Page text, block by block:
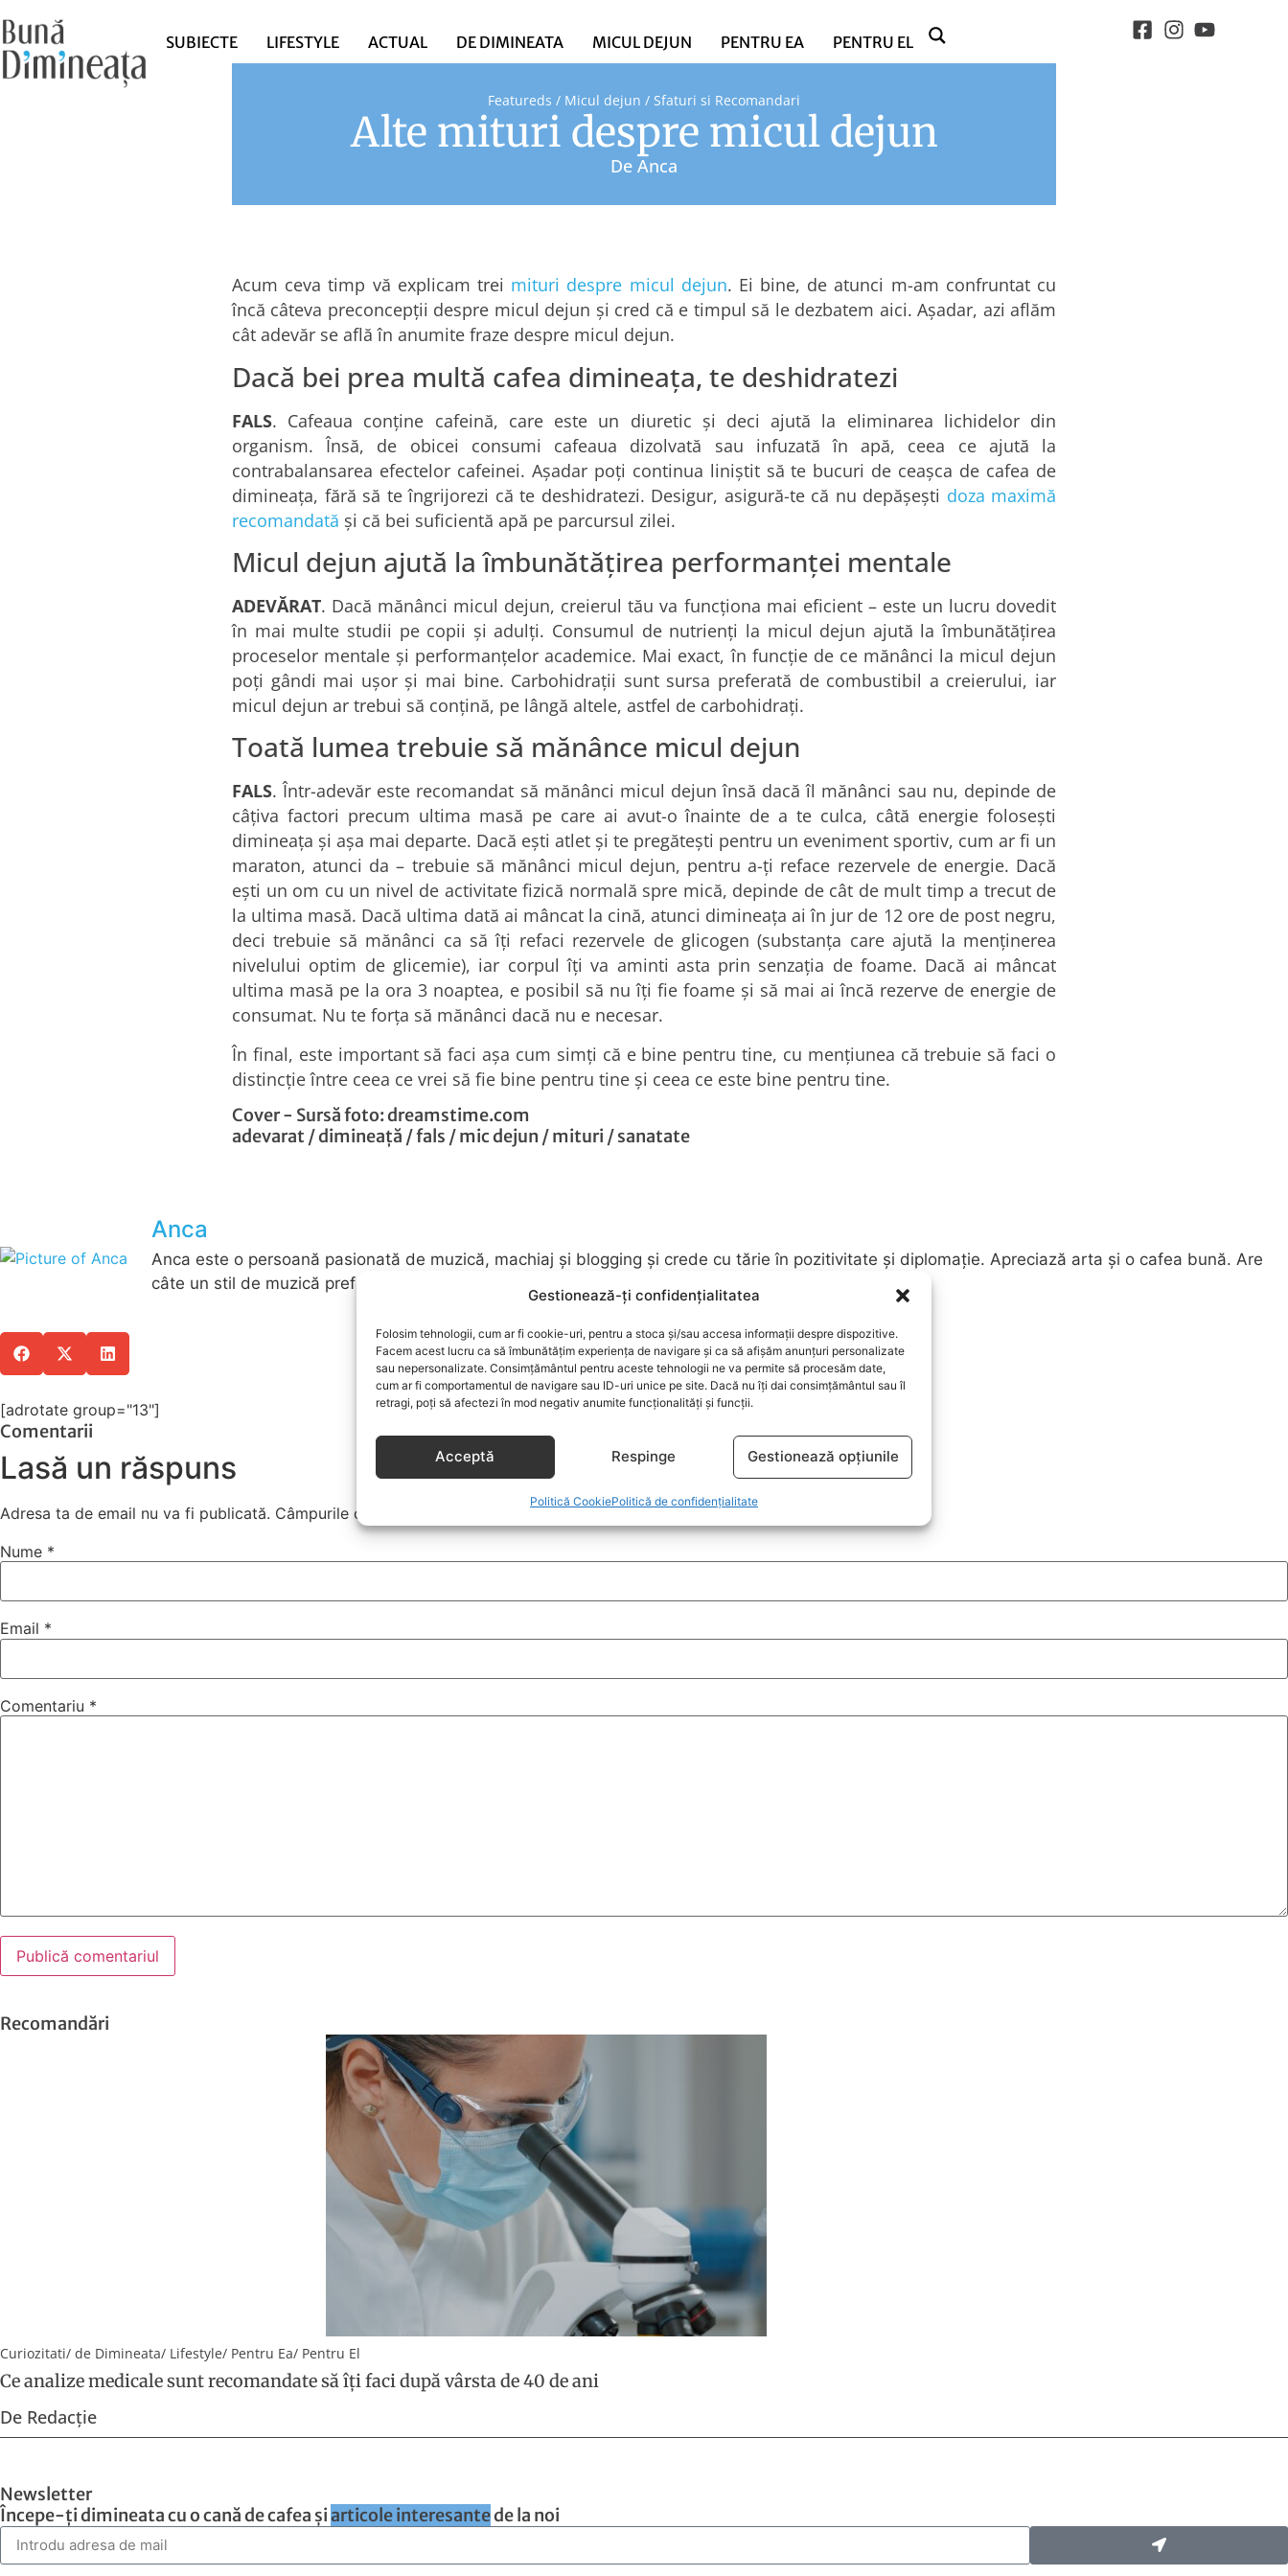
Gestionează-ți confidențialitatea
Folosim tehnologii, cum ar fi cookie-uri, pentru a stoca și/sau accesa informații despre dispozitive.
Facem acest lucru ca să îmbunătățim experiența de navigare și ca să afișăm anunțuri personalizate
sau nepersonalizate. Consimțământul pentru aceste tehnologii ne va permite să procesăm date,
cum ar fi comportamentul de navigare sau ID-uri unice pe site. Dacă nu îți dai consimțământul sau îl
retragi, poți să afectezi în mod negativ anumite funcționalități și funcții.
Acceptă Respinge Gestionează opțiunile
Politică CookiePolitică de confidențialitate
SUBIECTE LIFESTYLE ACTUAL DE DIMINEATA MICUL DEJUN PENTRU EA PENTRU EL
Featureds / Micul dejun / Sfaturi si Recomandari
Alte mituri despre micul dejun
De Anca
Acum ceva timp vă explicam trei mituri despre micul dejun. Ei bine, de atunci m-am confruntat cu
încă câteva preconcepții despre micul dejun și cred că e timpul să le dezbatem aici. Așadar, azi aflăm
cât adevăr se află în anumite fraze despre micul dejun.
Dacă bei prea multă cafea dimineața, te deshidratezi
FALS. Cafeaua conține cafeină, care este un diuretic și deci ajută la eliminarea lichidelor din
organism. Însă, de obicei consumi cafeaua dizolvată sau infuzată în apă, ceea ce ajută la
contrabalansarea efectelor cafeinei. Așadar poți continua liniștit să te bucuri de ceașca de cafea de
dimineața, fără să te îngrijorezi că te deshidratezi. Desigur, asigură-te că nu depășești doza maximă
recomandată și că bei suficientă apă pe parcursul zilei.
Micul dejun ajută la îmbunătățirea performanței mentale
ADEVĂRAT. Dacă mănânci micul dejun, creierul tău va funcționa mai eficient – este un lucru dovedit
în mai multe studii pe copii și adulți. Consumul de nutrienți la micul dejun ajută la îmbunătățirea
proceselor mentale și performanțelor academice. Mai exact, în funcție de ce mănânci la micul dejun
poți gândi mai ușor și mai bine. Carbohidrații sunt sursa preferată de combustibil a creierului, iar
micul dejun ar trebui să conțină, pe lângă altele, astfel de carbohidrați.
Toată lumea trebuie să mănânce micul dejun
FALS. Într-adevăr este recomandat să mănânci micul dejun însă dacă îl mănânci sau nu, depinde de
câțiva factori precum ultima masă pe care ai avut-o înainte de a te culca, câtă energie folosești
dimineața și așa mai departe. Dacă ești atlet și te pregătești pentru un eveniment sportiv, cum ar fi un
maraton, atunci da – trebuie să mănânci micul dejun, pentru a-ți reface rezervele de energie. Dacă
ești un om cu un nivel de activitate fizică normală spre mică, depinde de cât de mult timp a trecut de
la ultima masă. Dacă ultima dată ai mâncat la cină, atunci dimineața ai în jur de 12 ore de post negru,
deci trebuie să mănânci ca să îți refaci rezervele de glicogen (substanța care ajută la menținerea
nivelului optim de glicemie), iar corpul îți va aminti asta prin senzația de foame. Dacă ai mâncat
ultima masă pe la ora 3 noaptea, e posibil să nu îți fie foame și să mai ai încă rezerve de energie de
consumat. Nu te forța să mănânci dacă nu e necesar.
În final, este important să faci așa cum simți că e bine pentru tine, cu mențiunea că trebuie să faci o
distincție între ceea ce vrei să fie bine pentru tine și ceea ce este bine pentru tine.
Cover - Sursă foto:dreamstime.com
adevarat /dimineață /fals /mic dejun /mituri /sanatate
Anca
Anca este o persoană pasionată de muzică, machiaj și blogging și crede cu tărie în pozitivitate și diplomație. Apreciază arta și o cafea bună. Are
câte un stil de muzică preferat pentru fiecare stare sufletească.
[adrotate group="13"]
Comentarii
Lasă un răspuns
Adresa ta de email nu va fi publicată. Câmpurile obligatorii sunt marcate cu*
Nume *
Email *
Comentariu *
Recomandări
Curiozitati/ de Dimineata/ Lifestyle/ Pentru Ea/ Pentru El
Ce analize medicale sunt recomandate să îți faci după vârsta de 40 de ani
De Redacție
Newsletter
Începe-ți dimineata cu o cană de cafea șiarticole interesantede la noi